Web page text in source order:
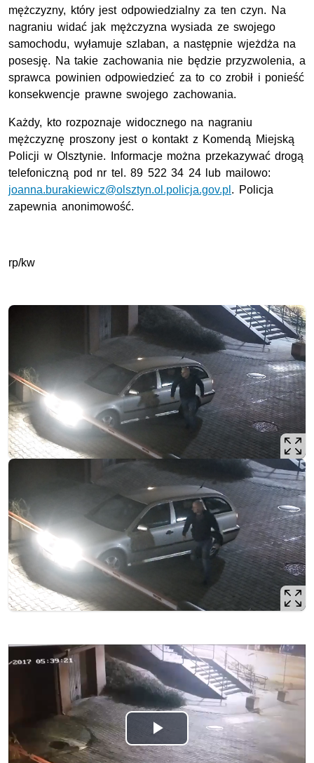
mężczyzny, który jest odpowiedzialny za ten czyn. Na
nagraniu widać jak mężczyzna wysiada ze swojego
samochodu, wyłamuje szlaban, a następnie wjeżdża na
posesję. Na takie zachowania nie będzie przyzwolenia, a
sprawca powinien odpowiedzieć za to co zrobił i ponieść
konsekwencje prawne swojego zachowania.
Każdy, kto rozpoznaje widocznego na nagraniu
mężczyznę proszony jest o kontakt z Komendą Miejską
Policji w Olsztynie. Informacje można przekazywać drogą
telefoniczną pod nr tel. 89 522 34 24 lub mailowo:
joanna.burakiewicz@olsztyn.ol.policja.gov.pl . Policja
zapewnia anonimowość.
rp/kw
Opis filmu: wyłamanie szlabanu -film
Odtwórz